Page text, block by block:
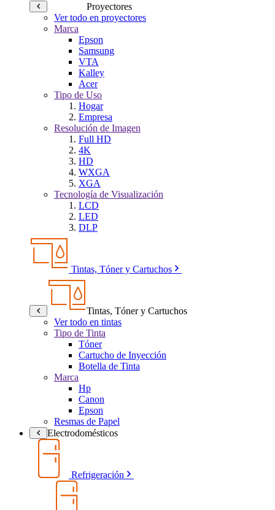
Proyectores
Ver todo en proyectores
Marca
Epson
Samsung
VTA
Kalley
Acer
Tipo de Uso
Hogar
Empresa
Resolución de Imagen
Full HD
4K
HD
WXGA
XGA
Tecnología de Visualización
LCD
LED
DLP
Tintas, Tóner y Cartuchos
Tintas, Tóner y Cartuchos
Ver todo en tintas
Tipo de Tinta
Tóner
Cartucho de Inyección
Botella de Tinta
Marca
Hp
Canon
Epson
Resmas de Papel
Electrodomésticos
Refrigeración